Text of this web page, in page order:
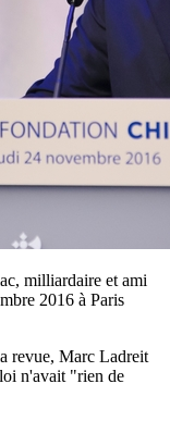
milliardaire et ami
2016 à Paris
revue, Marc Ladreit
n'avait "rien de